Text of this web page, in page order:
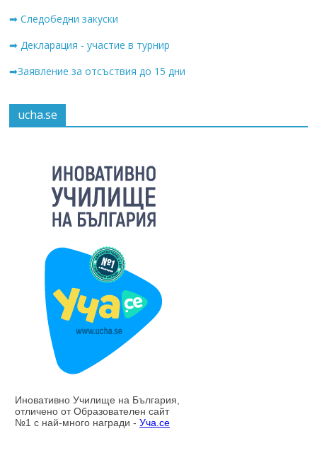
➡ Следобедни закуски
➡ Декларация - участие в турнир
➡Заявление за отсъствия до 15 дни
ucha.se